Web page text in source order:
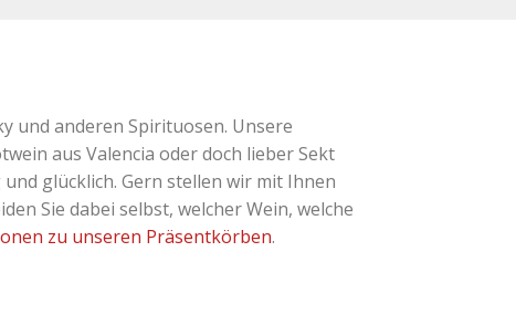
und anderen Spirituosen. Unsere
aus Valencia oder doch lieber Sekt
glücklich. Gern stellen wir mit Ihnen
Sie dabei selbst, welcher Wein, welche
zu unseren Präsentkörben.